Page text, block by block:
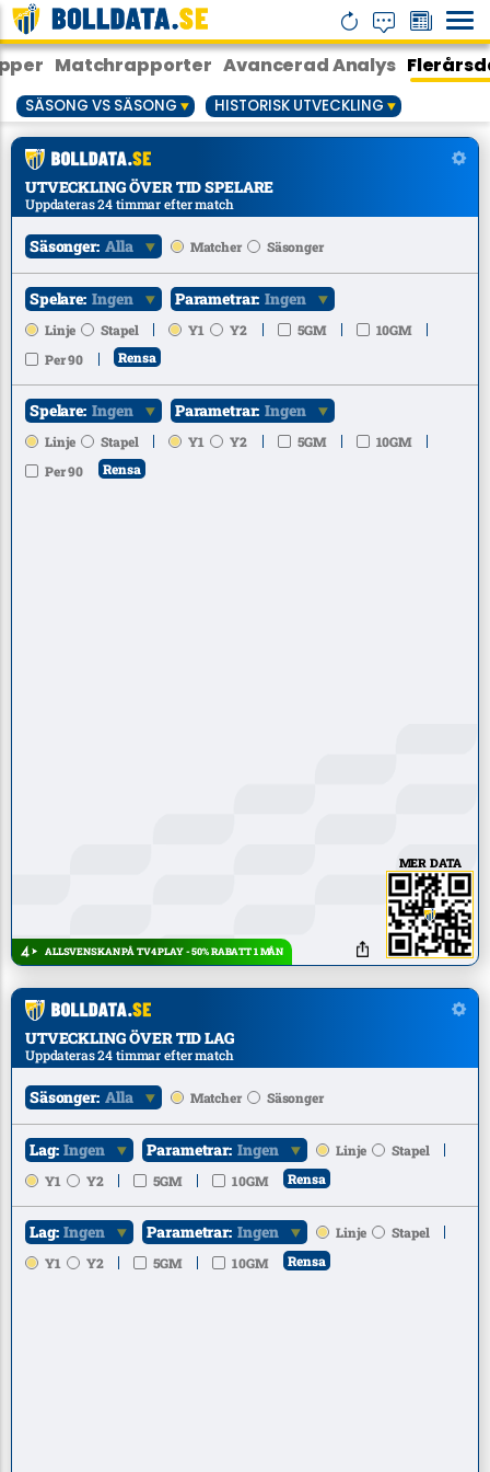
Matchrapporter Avancerad Analys
SÄSONG VS SÄSONG HISTORISK UTVECKLING
UTVECKLING ÖVER TID SPELARE
Uppdateras 24 timmar efter match
Säsonger: Alla Matcher Säsonger
Spelare: Ingen Parametrar: Ingen
Linje Stapel Y1 Y2 5GM
10GM
Per 90
Rensa
Spelare: Ingen Parametrar: Ingen
Linje Stapel Y1 Y2 5GM
10GM
Per 90
Rensa
ALLSVENSKAN PÅ TV4 PLAY - 50% RABATT 1 MÅN
MER DATA
UTVECKLING ÖVER TID LAG
Uppdateras 24 timmar efter match
Säsonger: Alla Matcher Säsonger
Lag: Ingen Parametrar: Ingen Linje
Stapel
Y1
Y2 5GM 10GM Rensa
Lag: Ingen Parametrar: Ingen Linje
Stapel
Y1
Y2 5GM 10GM Rensa